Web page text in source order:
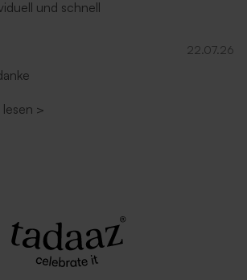
und schnell
22.07.26
>